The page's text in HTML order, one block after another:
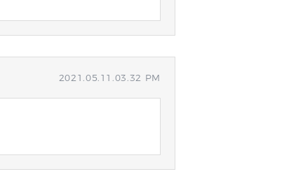
2021.05.11.03.32 PM